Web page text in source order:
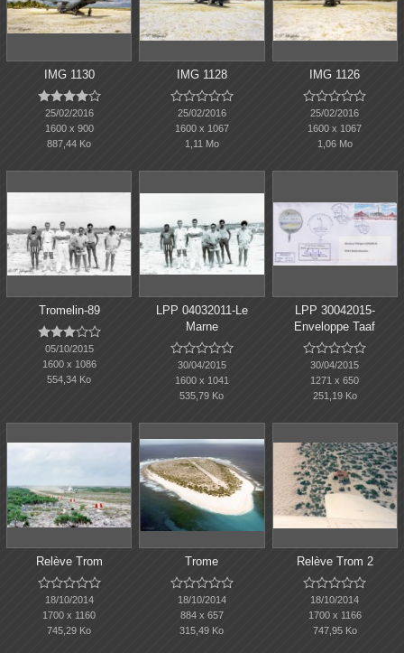
IMG 1130

25/02/2016
1600 x 900
887,44 Ko
IMG 1128

25/02/2016
1600 x 1067
1,11 Mo
IMG 1126

25/02/2016
1600 x 1067
1,06 Mo
Tromelin-89

05/10/2015
1600 x 1086
554,34 Ko
LPP 04032011-Le
Marne

30/04/2015
1600 x 1041
535,79 Ko
LPP 30042015-
Enveloppe Taaf

30/04/2015
1271 x 650
251,19 Ko
Relève Trom

18/10/2014
1700 x 1160
745,29 Ko
Trome

18/10/2014
884 x 657
315,49 Ko
Relève Trom 2

18/10/2014
1700 x 1166
747,95 Ko